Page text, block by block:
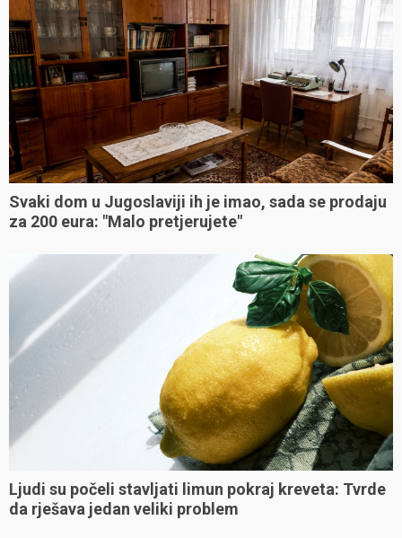
Svaki dom u Jugoslaviji ih je imao, sada se prodaju
za 200 eura: "Malo pretjerujete"
Ljudi su počeli stavljati limun pokraj kreveta: Tvrde
da rješava jedan veliki problem